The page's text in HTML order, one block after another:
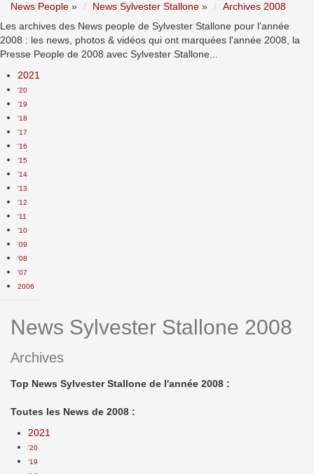
News People » News Sylvester Stallone »
Archives 2008
Les archives des News people de Sylvester Stallone pour l'année
2008 : les news, photos & vidéos qui ont marquées l'année 2008, la
Presse People de 2008 avec Sylvester Stallone...
2021
'20
'19
'18
'17
'16
'15
'14
'13
'12
'11
'10
'09
'08
'07
2006
News Sylvester Stallone 2008
Archives
Top News Sylvester Stallone de l'année 2008 :
Toutes les News de 2008 :
2021
'20
'19